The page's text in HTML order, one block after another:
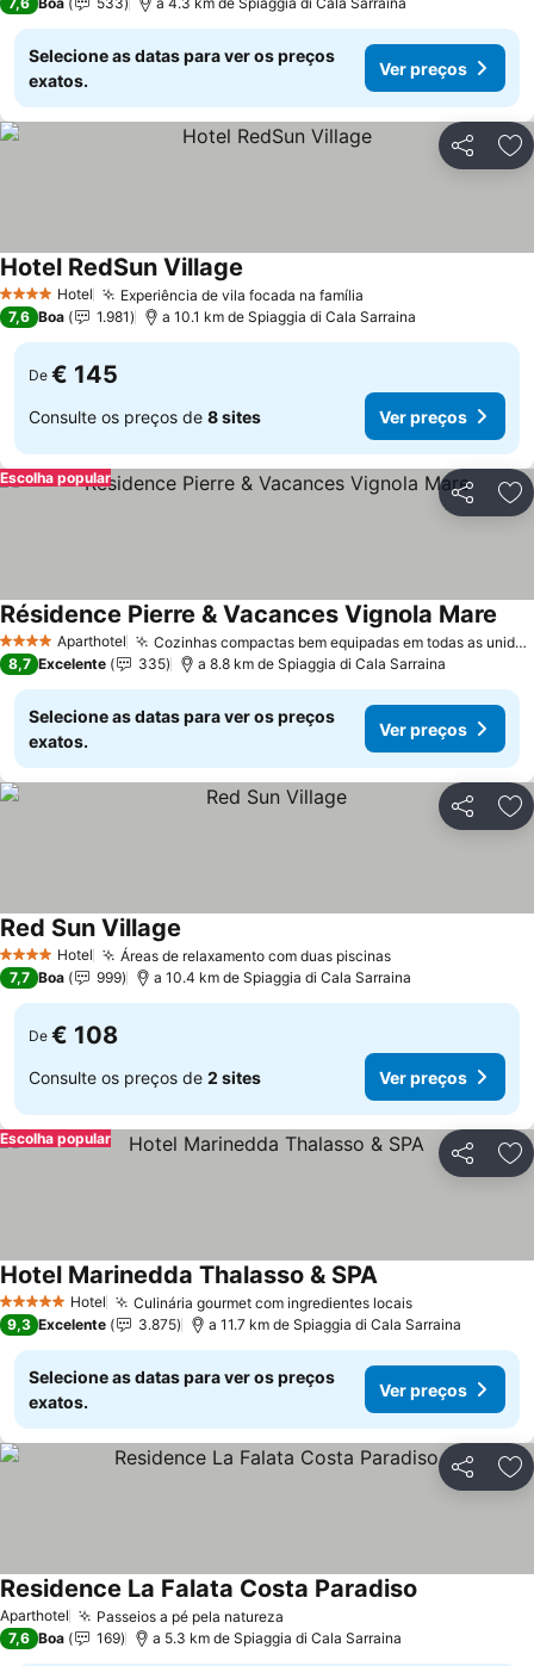
Selecione as datas para ver os preços
exatos.
Ver preços
Partilhar
4 EstrelasHotel Experiência de vila focada na família
Hotel RedSun Village
7,6 Boa 1.981 a 10.1 km de Spiaggia di Cala Sarraina
De € 145
Consulte os preços de 8 sites Ver preços
Partilhar
Escolha popular
4 EstrelasAparthotel Cozinhas compactas bem equipadas em todas as unidades
Résidence Pierre & Vacances Vignola Mare
8,7 Excelente 335 a 8.8 km de Spiaggia di Cala Sarraina
Selecione as datas para ver os preços
exatos.
Ver preços
Partilhar
4 EstrelasHotel Áreas de relaxamento com duas piscinas
Red Sun Village
7,7 Boa 999 a 10.4 km de Spiaggia di Cala Sarraina
De € 108
Consulte os preços de 2 sites Ver preços
Partilhar
Escolha popular
5 Estrelas Hotel Culinária gourmet com ingredientes locais
Hotel Marinedda Thalasso & SPA
9,3 Excelente 3.875 a 11.7 km de Spiaggia di Cala Sarraina
Selecione as datas para ver os preços
exatos.
Ver preços
Partilhar
Aparthotel Passeios a pé pela natureza
Residence La Falata Costa Paradiso
7,6 Boa 169 a 5.3 km de Spiaggia di Cala Sarraina